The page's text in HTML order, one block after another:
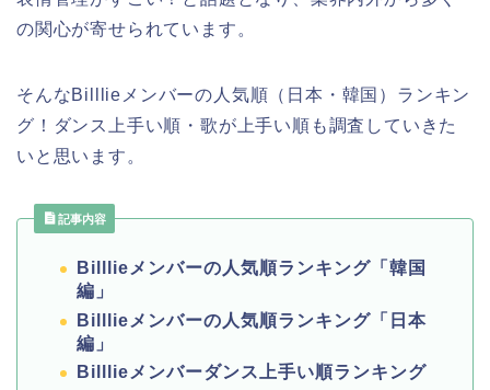
の関心が寄せられています。
そんなBilllieメンバーの人気順（日本・韓国）ランキン
グ！ダンス上手い順・歌が上手い順も調査していきた
いと思います。
記事内容
Billlieメンバーの人気順ランキング「韓国
編」
Billlieメンバーの人気順ランキング「日本
編」
Billlieメンバーダンス上手い順ランキング